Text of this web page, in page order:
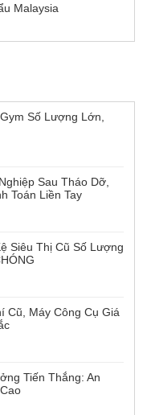
Malaysia
Số Lượng Lớn,
Sau Tháo Dỡ,
Toán Liền Tay
Siêu Thị Cũ Số Lượng
Cũ, Máy Công Cụ Giá
Tiến Thắng: An